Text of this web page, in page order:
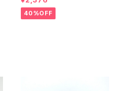
Grey lenses
40%OFF